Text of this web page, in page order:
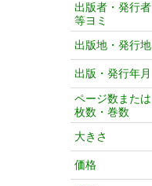
出版者・発行者
等ヨミ
出版地・発行地
出版・発行年月
ページ数または
枚数・巻数
大きさ
価格